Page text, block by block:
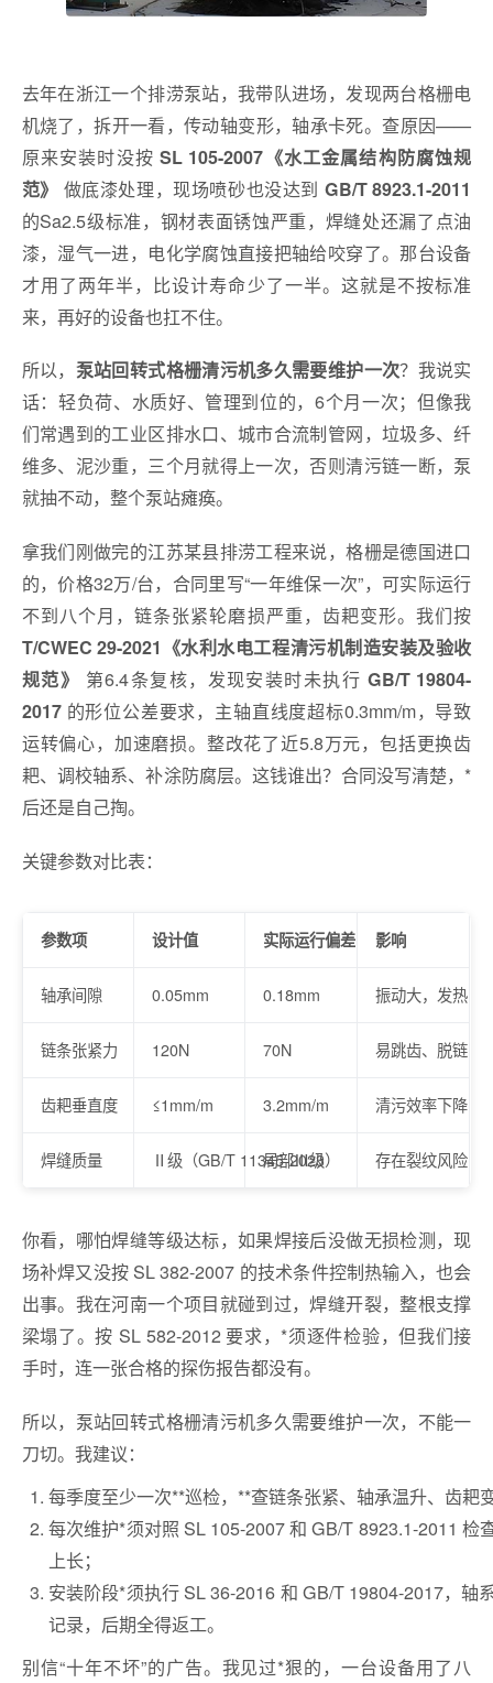
去年在浙江一个排涝泵站，我带队进场，发现两台格栅电
机烧了，拆开一看，传动轴变形，轴承卡死。查原因——
原来安装时没按SL 105-2007《水工金属结构防腐蚀规
范》
做底漆处理，现场喷砂也没达到 GB/T 8923.1-2011
的Sa2.5级标准，钢材表面锈蚀严重，焊缝处还漏了点油
漆，湿气一进，电化学腐蚀直接把轴给咬穿了。那台设备
才用了两年半，比设计寿命少了一半。这就是不按标准
来，再好的设备也扛不住。
所以， 泵站回转式格栅清污机多久需要维护一次？我说实
话：轻负荷、水质好、管理到位的，6个月一次；但像我
们常遇到的工业区排水口、城市合流制管网，垃圾多、纤
维多、泥沙重，三个月就得上一次，否则清污链一断，泵
就抽不动，整个泵站瘫痪。
拿我们刚做完的江苏某县排涝工程来说，格栅是德国进口
的，价格32万/台，合同里写“一年维保一次”，可实际运行
不到八个月，链条张紧轮磨损严重，齿耙变形。我们按
T/CWEC 29-2021《水利水电工程清污机制造安装及验收
规范》
第6.4条复核，发现安装时未执行 GB/T 19804-
2017的形位公差要求，主轴直线度超标0.3mm/m，导致
运转偏心，加速磨损。整改花了近5.8万元，包括更换齿
耙、调校轴系、补涂防腐层。这钱谁出？合同没写清楚，*
后还是自己掏。
关键参数对比表：
参数项 设计值 实际运行偏差 影响
轴承间隙 0.05mm 0.18mm 振动大，发热
链条张紧力 120N 70N 易跳齿、脱链
齿耙垂直度 ≤1mm/m 3.2mm/m 清污效率下降
焊缝质量 Ⅱ级（GB/T 11345-2023）
局部Ⅲ级 存在裂纹风险
你看，哪怕焊缝等级达标，如果焊接后没做无损检测，现
场补焊又没按 SL 382-2007 的技术条件控制热输入，也会
出事。我在河南一个项目就碰到过，焊缝开裂，整根支撑
梁塌了。按 SL 582-2012 要求，*须逐件检验，但我们接
手时，连一张合格的探伤报告都没有。
所以，泵站回转式格栅清污机多久需要维护一次，不能一
刀切。我建议：
每季度至少一次**巡检，**查链条张紧、轴承温升、齿耙
每次维护*须对照 SL 105-2007 和 GB/T 8923.1-2011
上长；
安装阶段*须执行 SL 36-2016 和 GB/T 19804-2017，
记录，后期全得返工。
别信“十年不坏”的广告。我见过*狠的，一台设备用了八